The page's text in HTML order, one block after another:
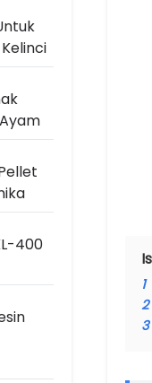
400
1
2
3